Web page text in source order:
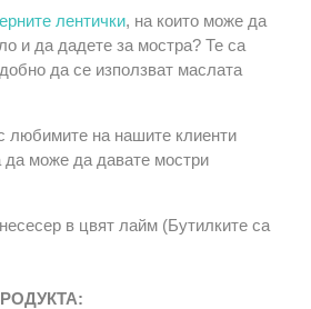
лентички, на които може да
и да дадете за мостра? Те са
да се използват маслата
любимите на нашите клиенти
да може да давате мостри
в цвят лайм (Бутилките са